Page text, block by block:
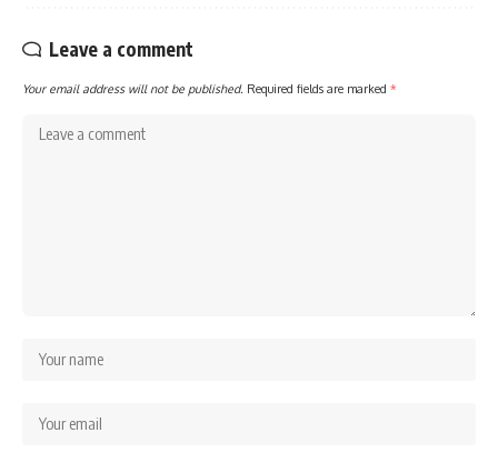
Leave a comment
Your email address will not be published. Required fields are marked *